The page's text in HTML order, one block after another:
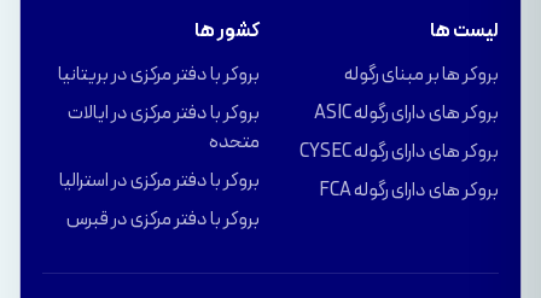
لیست ها
بروکر ها بر مبنای رگوله
بروکر های دارای رگوله ASIC
بروکر های دارای رگوله CYSEC
بروکر های دارای رگوله FCA
کشور ها
بروکر با دفتر مرکزی در بریتانیا
بروکر با دفتر مرکزی در ایالات
متحده
بروکر با دفتر مرکزی در استرالیا
بروکر با دفتر مرکزی در قبرس